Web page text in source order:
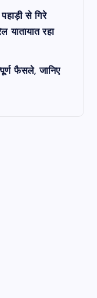
से गिरे
यातायात रहा
फैसले, जानिए